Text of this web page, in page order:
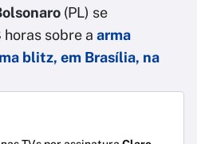
(PL) se
sobre a arma
blitz, em Brasília, na